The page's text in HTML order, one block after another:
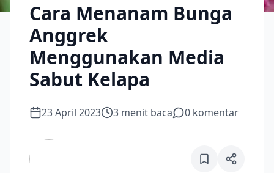
Cara Menanam Bunga
Anggrek
Menggunakan Media
Sabut Kelapa
23 April 2023 3 menit baca 0 komentar